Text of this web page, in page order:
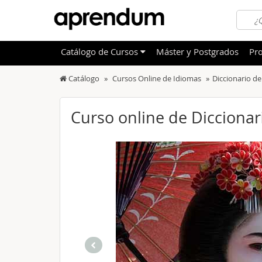
OFERTAS DESTACADAS
NOVEDADES DE NUESTRO CATÁLOGO
Otras
Catálogo Cursos Online de Idiomas Diccionario
Curso online de
Catálogo de Cursos Máster y Postgrados